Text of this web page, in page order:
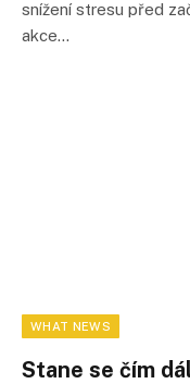
snížení stresu před
akce…
WHAT NEWS
Stane se čím